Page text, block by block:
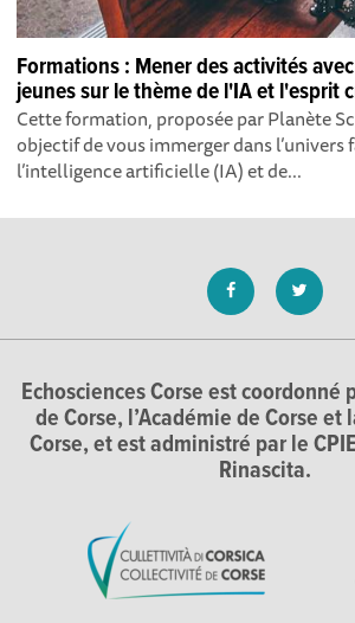
Formations : Mener des activités
jeunes sur le thème de l'IA et l'esprit
Cette formation, proposée par Planète
objectif de vous immerger dans l’univers
l’intelligence artificielle (IA) et de...
Echosciences Corse est
de Corse, l’Académie de Corse et
Corse, et est administré par le
Rinascita.